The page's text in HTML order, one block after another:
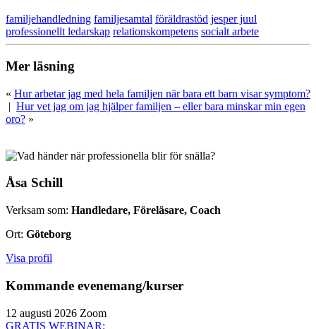
familjehandledning familjesamtal föräldrastöd jesper juul
professionellt ledarskap relationskompetens socialt arbete
Mer läsning
« Hur arbetar jag med hela familjen när bara ett barn visar symptom?
| Hur vet jag om jag hjälper familjen – eller bara minskar min egen
oro? »
Åsa Schill
Verksam som: Handledare, Föreläsare, Coach
Ort: Göteborg
Visa profil
Kommande evenemang/kurser
12 augusti 2026 Zoom
GRATIS WEBINAR: